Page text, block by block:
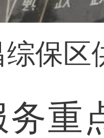
综保区
点